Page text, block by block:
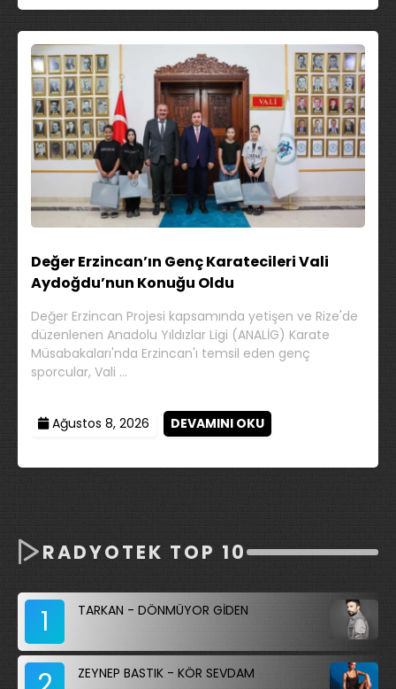
Değer Erzincan’ın Genç Karatecileri Vali
Aydoğdu’nun Konuğu Oldu
Değer Erzincan Projesi kapsamında yetişen ve Rize'de
düzenlenen Anadolu Yıldızlar Ligi (ANALİG) Karate
Müsabakaları'nda Erzincan'ı temsil eden genç
sporcular, Vali …
Ağustos 8, 2026 DEVAMINI OKU
RADYOTEK TOP 10
1 TARKAN - DÖNMÜYOR GİDEN
ZEYNEP BASTIK - KÖR SEVDAM